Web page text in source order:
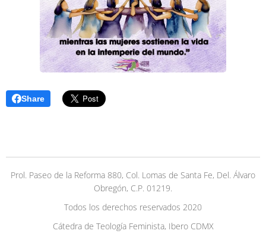
Share
Prol. Paseo de la Reforma 880, Col. Lomas de Santa Fe, Del. Álvaro
Obregón, C.P. 01219.
Todos los derechos reservados 2020
Cátedra de Teología Feminista, Ibero CDMX